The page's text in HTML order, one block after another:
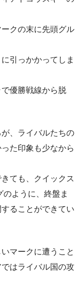
クの末に先頭グル
引っかかってしま
優勝戦線から脱
、ライバルたちの
た印象も少なから
ても、クイックス
ように、終盤ま
ることができてい
マークに遭うこと
はライバル国の攻